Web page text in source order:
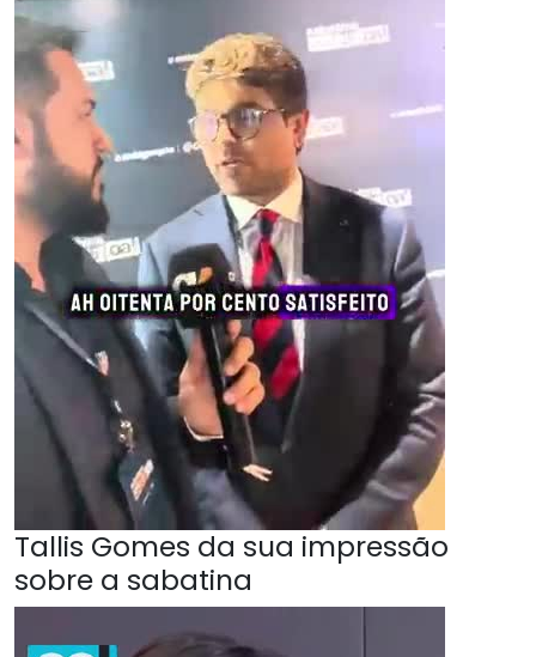
Tallis Gomes da sua impressão
sobre a sabatina